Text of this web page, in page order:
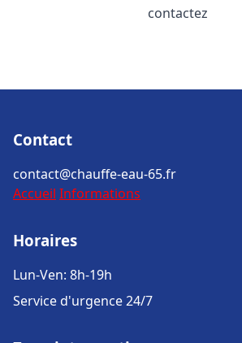
contactez
Contact
contact@chauffe-eau-65.fr
Accueil Informations
Horaires
Lun-Ven: 8h-19h
Service d'urgence 24/7